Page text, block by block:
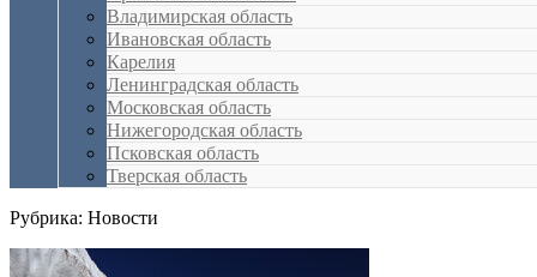
Владимирская область
Ивановская область
Карелия
Ленинградская область
Московская область
Нижегородская область
Псковская область
Тверская область
Рубрика: Новости